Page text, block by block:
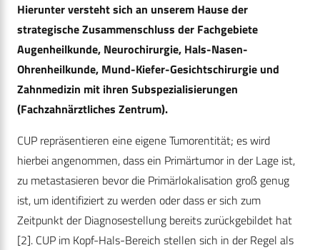
Hierunter versteht sich an unserem Hause der
strategische Zusammenschluss der Fachgebiete
Augenheilkunde, Neurochirurgie, Hals-Nasen-
Ohrenheilkunde, Mund-Kiefer-Gesichtschirurgie und
Zahnmedizin mit ihren Subspezialisierungen
(Fachzahnärztliches Zentrum).
CUP repräsentieren eine eigene Tumorentität; es wird
hierbei angenommen, dass ein Primärtumor in der Lage ist,
zu metastasieren bevor die Primärlokalisation groß genug
ist, um identifiziert zu werden oder dass er sich zum
Zeitpunkt der Diagnosestellung bereits zurückgebildet hat
[2]. CUP im Kopf-Hals-Bereich stellen sich in der Regel als